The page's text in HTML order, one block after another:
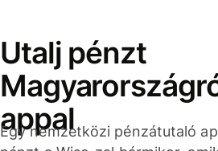
Utalj pénzt
appal
Egy nemzetközi pénzátutaló